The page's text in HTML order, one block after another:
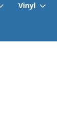
Vinyl